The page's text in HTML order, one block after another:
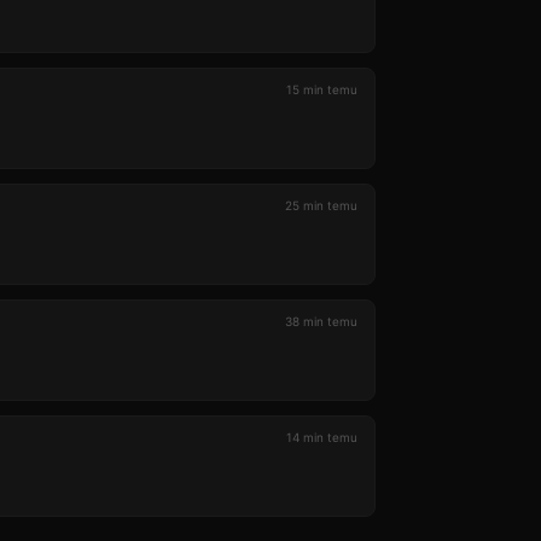
15 min temu
25 min temu
38 min temu
14 min temu